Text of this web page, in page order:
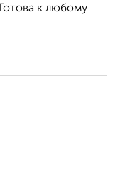
к любому